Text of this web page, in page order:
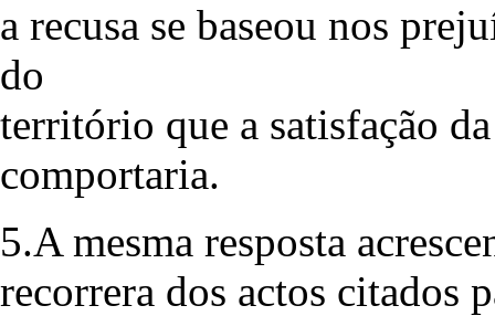
a recusa se baseou nos
do
território que a satisfação
comportaria.
5.A mesma resposta
recorrera dos actos citados